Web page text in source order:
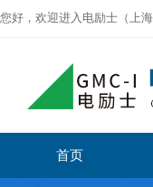
您好，欢迎进入电励士（上
首页